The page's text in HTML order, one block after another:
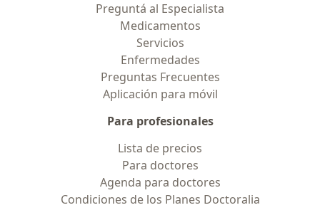
Preguntá al Especialista
Medicamentos
Servicios
Enfermedades
Preguntas Frecuentes
Aplicación para móvil
Para profesionales
Lista de precios
Para doctores
Agenda para doctores
Condiciones de los Planes Doctoralia